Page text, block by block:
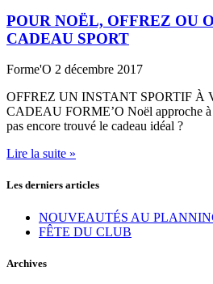
POUR NOËL, OFFREZ OU
CADEAU SPORT
Forme'O 2 décembre 2017
OFFREZ UN INSTANT SPORTIF À
CADEAU FORME’O Noël approche à
pas encore trouvé le cadeau idéal ?
Lire la suite »
Les derniers articles
NOUVEAUTÉS AU
FÊTE DU CLUB
Archives